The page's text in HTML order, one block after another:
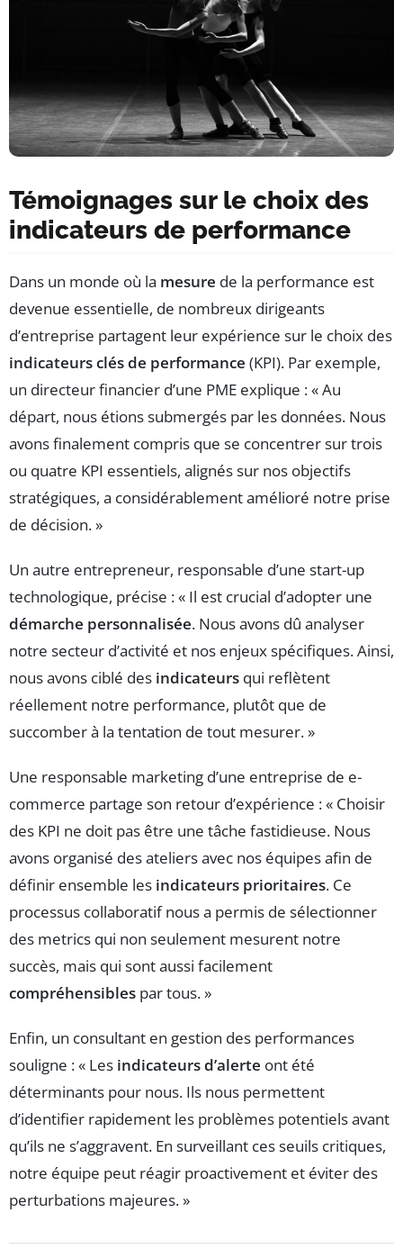
Témoignages sur le choix des
indicateurs de performance
Dans un monde où la mesure de la performance est
devenue essentielle, de nombreux dirigeants
d’entreprise partagent leur expérience sur le choix des
indicateurs clés de performance (KPI). Par exemple,
un directeur financier d’une PME explique : « Au
départ, nous étions submergés par les données. Nous
avons finalement compris que se concentrer sur trois
ou quatre KPI essentiels, alignés sur nos objectifs
stratégiques, a considérablement amélioré notre prise
de décision. »
Un autre entrepreneur, responsable d’une start-up
technologique, précise : « Il est crucial d’adopter une
démarche personnalisée. Nous avons dû analyser
notre secteur d’activité et nos enjeux spécifiques. Ainsi,
nous avons ciblé des indicateurs qui reflètent
réellement notre performance, plutôt que de
succomber à la tentation de tout mesurer. »
Une responsable marketing d’une entreprise de e-
commerce partage son retour d’expérience : « Choisir
des KPI ne doit pas être une tâche fastidieuse. Nous
avons organisé des ateliers avec nos équipes afin de
définir ensemble les indicateurs prioritaires. Ce
processus collaboratif nous a permis de sélectionner
des metrics qui non seulement mesurent notre
succès, mais qui sont aussi facilement
compréhensibles par tous. »
Enfin, un consultant en gestion des performances
souligne : « Les indicateurs d’alerte ont été
déterminants pour nous. Ils nous permettent
d’identifier rapidement les problèmes potentiels avant
qu’ils ne s’aggravent. En surveillant ces seuils critiques,
notre équipe peut réagir proactivement et éviter des
perturbations majeures. »